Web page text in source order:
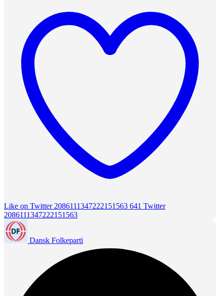
Like on Twitter 2086111347222151563 641 Twitter
2086111347222151563
Dansk Folkeparti